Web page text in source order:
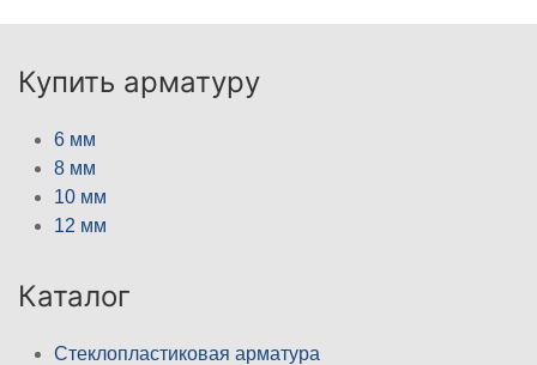
Купить арматуру
6 мм
8 мм
10 мм
12 мм
Каталог
Стеклопластиковая арматура